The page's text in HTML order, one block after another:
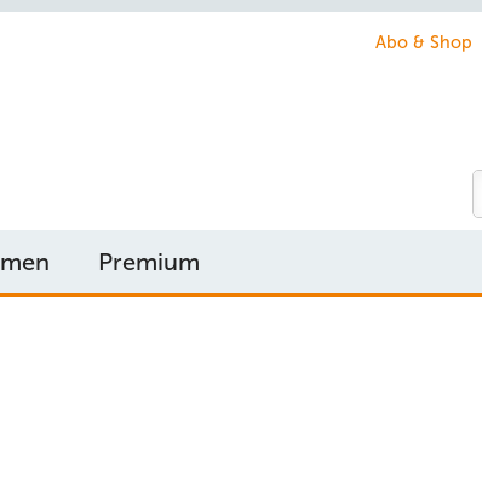
Abo & Shop
Premium